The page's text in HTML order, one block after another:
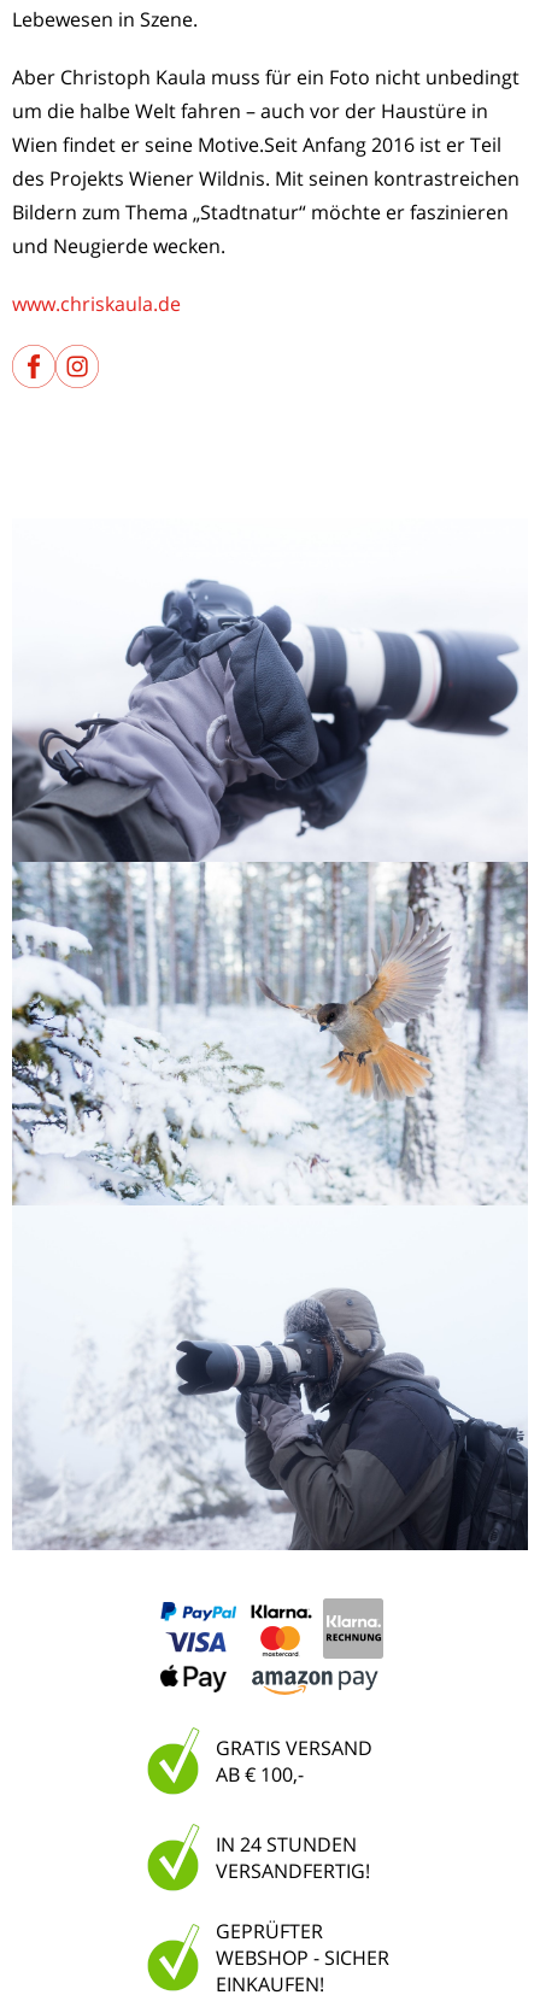
Lebewesen in Szene.
Aber Christoph Kaula muss für ein Foto nicht unbedingt
um die halbe Welt fahren – auch vor der Haustüre in
Wien findet er seine Motive.Seit Anfang 2016 ist er Teil
des Projekts Wiener Wildnis. Mit seinen kontrastreichen
Bildern zum Thema „Stadtnatur“ möchte er faszinieren
und Neugierde wecken.
www.chriskaula.de
GRATIS VERSAND
AB € 100,-
IN 24 STUNDEN
VERSANDFERTIG!
GEPRÜFTER
WEBSHOP - SICHER
EINKAUFEN!